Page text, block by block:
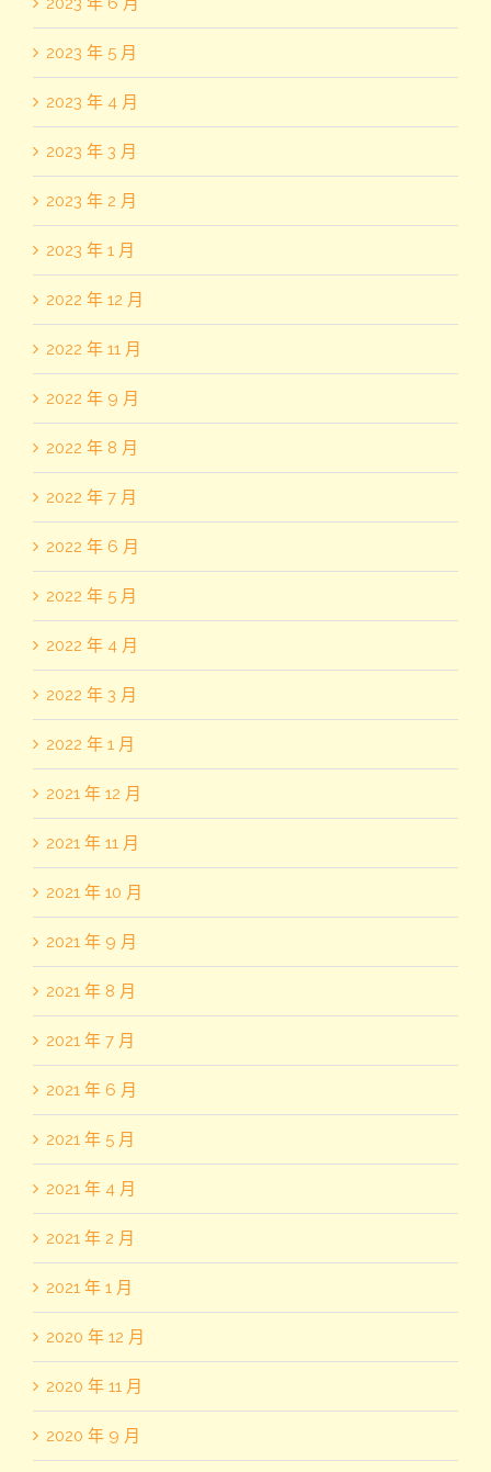
2023 年 5 月
2023 年 4 月
2023 年 3 月
2023 年 2 月
2023 年 1 月
2022 年 12 月
2022 年 11 月
2022 年 9 月
2022 年 8 月
2022 年 7 月
2022 年 6 月
2022 年 5 月
2022 年 4 月
2022 年 3 月
2022 年 1 月
2021 年 12 月
2021 年 11 月
2021 年 10 月
2021 年 9 月
2021 年 8 月
2021 年 7 月
2021 年 6 月
2021 年 5 月
2021 年 4 月
2021 年 2 月
2021 年 1 月
2020 年 12 月
2020 年 11 月
2020 年 9 月